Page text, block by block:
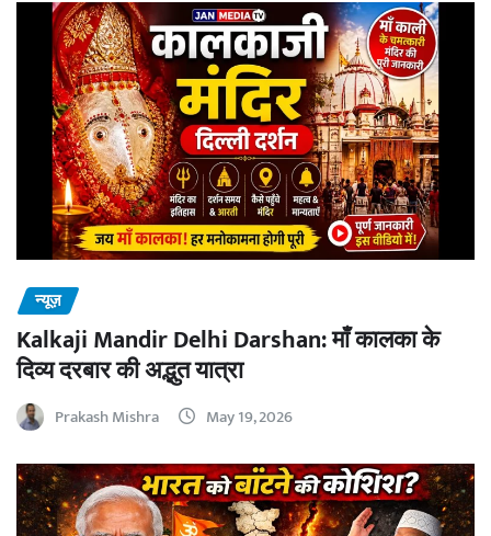
न्यूज़
Kalkaji Mandir Delhi Darshan: माँ कालका के
दिव्य दरबार की अद्भुत यात्रा
Prakash Mishra May 19, 2026